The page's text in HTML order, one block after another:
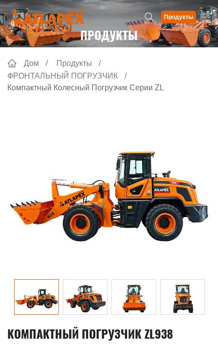
Продукты
ПРОДУКТЫ
Дом
Продукты
ФРОНТАЛЬНЫЙ ПОГРУЗЧИК
Компактный Колесный Погрузчик Серии ZL
КОМПАКТНЫЙ ПОГРУЗЧИК ZL938